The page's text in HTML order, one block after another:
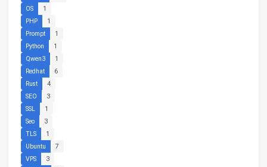
OS
1
PHP
1
Prompt
1
Python
1
Qwen3
1
Redhat
6
Rust
4
SEO
3
SSL
1
Seo
3
TLS
1
Ubuntu
7
VPS
3